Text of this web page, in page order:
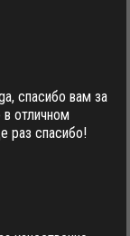
спасибо вам за
отличном
раз спасибо!